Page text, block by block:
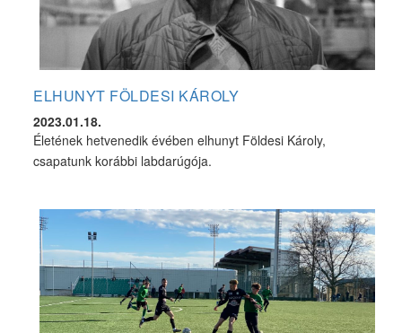
ELHUNYT FÖLDESI KÁROLY
2023.01.18.
Életének hetvenedik évében elhunyt Földesi Károly,
csapatunk korábbi labdarúgója.